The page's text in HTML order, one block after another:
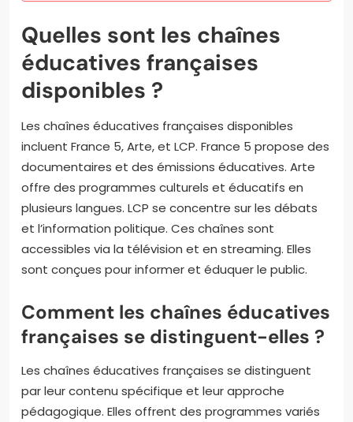
Quelles sont les chaînes
éducatives françaises
disponibles ?
Les chaînes éducatives françaises disponibles
incluent France 5, Arte, et LCP. France 5 propose des
documentaires et des émissions éducatives. Arte
offre des programmes culturels et éducatifs en
plusieurs langues. LCP se concentre sur les débats
et l’information politique. Ces chaînes sont
accessibles via la télévision et en streaming. Elles
sont conçues pour informer et éduquer le public.
Comment les chaînes éducatives
françaises se distinguent-elles ?
Les chaînes éducatives françaises se distinguent
par leur contenu spécifique et leur approche
pédagogique. Elles offrent des programmes variés